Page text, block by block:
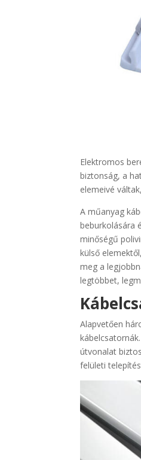
Elektromos
biztonság, a
elemeivé
A műanyag
beburkolására
minőségű
külső
meg a
legtöbbet,
Alapvetően
útvonalat
felületi